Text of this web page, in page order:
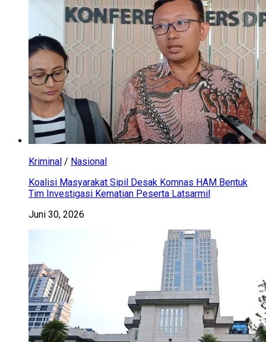
Kriminal / Nasional
Koalisi Masyarakat Sipil Desak Komnas HAM Bentuk
Tim Investigasi Kematian Peserta Latsarmil
Juni 30, 2026